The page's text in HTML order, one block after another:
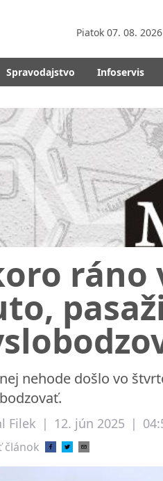
Piatok 07. 08.
Spravodajstvo Infoservis
ráno
nehode došlo vo
Filek | 12. jún 2025 |
článok